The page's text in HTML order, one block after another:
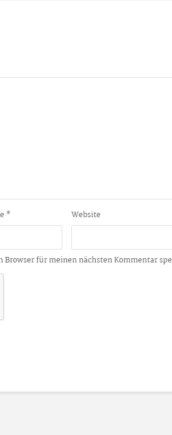
* Website
für meinen nächsten Kommentar